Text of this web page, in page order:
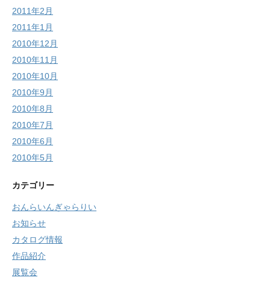
2011年2月
2011年1月
2010年12月
2010年11月
2010年10月
2010年9月
2010年8月
2010年7月
2010年6月
2010年5月
カテゴリー
おんらいんぎゃらりい
お知らせ
カタログ情報
作品紹介
展覧会